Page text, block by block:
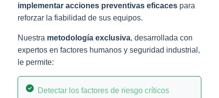
implementar acciones preventivas eficaces para
reforzar la fiabilidad de sus equipos.
Nuestra metodología exclusiva, desarrollada con
expertos en factores humanos y seguridad industrial,
le permite:
Detectar los factores de riesgo críticos